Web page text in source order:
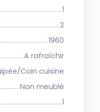
1
2
1960
A rafraîchir
Coin cuisine
Non meublé
1